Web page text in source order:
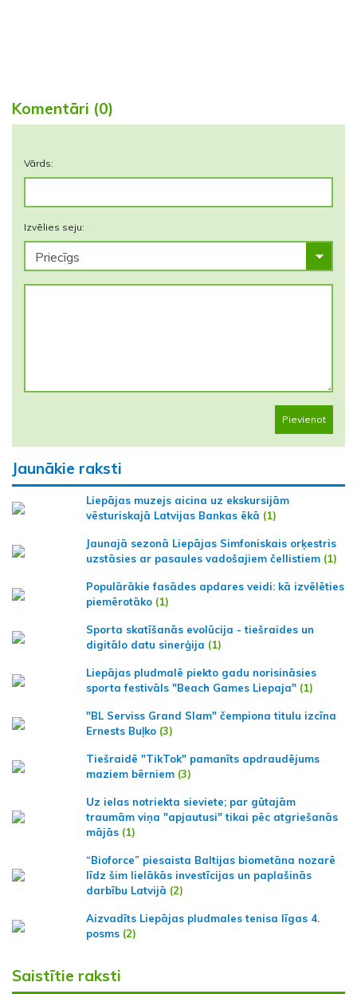
Komentāri (0)
Vārds:
Izvēlies seju:
Pievienot
Jaunākie raksti
Liepājas muzejs aicina uz ekskursijām
vēsturiskajā Latvijas Bankas ēkā (1)
Jaunajā sezonā Liepājas Simfoniskais orķestris
uzstāsies ar pasaules vadošajiem čellistiem (1)
Populārākie fasādes apdares veidi: kā izvēlēties
piemērotāko (1)
Sporta skatīšanās evolūcija - tiešraides un
digitālo datu sinerģija (1)
Liepājas pludmalē piekto gadu norisināsies
sporta festivāls "Beach Games Liepaja" (1)
"BL Serviss Grand Slam" čempiona titulu izcīna
Ernests Buļko (3)
Tiešraidē "TikTok" pamanīts apdraudējums
maziem bērniem (3)
Uz ielas notriekta sieviete; par gūtajām
traumām viņa "apjautusi" tikai pēc atgriešanās
mājās (1)
“Bioforce” piesaista Baltijas biometāna nozarē
līdz šim lielākās investīcijas un paplašinās
darbību Latvijā (2)
Aizvadīts Liepājas pludmales tenisa līgas 4.
posms (2)
Saistītie raksti